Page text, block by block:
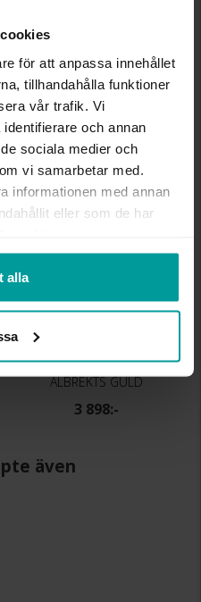
för att anpassa innehållet
tillhandahålla funktioner
vår trafik. Vi
och annan
sociala medier och
vi samarbetar med.
informationen med annan
eller som de har
alla
Guld
18K Gold
0.23
Hängsmycke i 18K guld
ALBREKTS GULD
3 898:-
även